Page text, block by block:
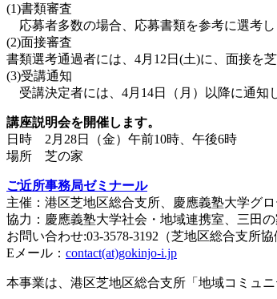
(1)書類審査
応募者多数の場合、応募書類を参考に選考し
(2)面接審査
書類選考通過者には、4月12日(土)に、面接を
(3)受講通知
受講決定者には、4月14日（月）以降に通知
講座説明会を開催します。
日時 2月28日（金）午前10時、午後6時
場所 芝の家
ご近所事務局ゼミナール
主催：港区芝地区総合支所、慶應義塾大学グ
協力：慶應義塾大学社会・地域連携室、三田
お問い合わせ:03-3578-3192（芝地区総合支所
Eメール： contact(at)gokinjo-i.jp
本事業は、港区芝地区総合支所「地域コミュ